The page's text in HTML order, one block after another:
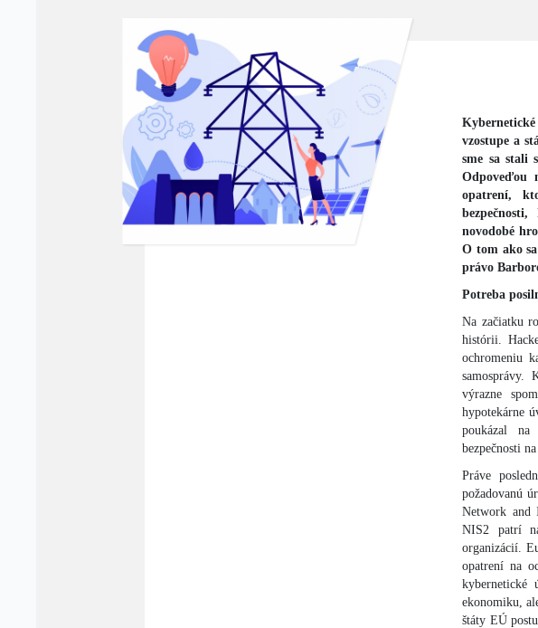
vzostupe a
sme sa stali
Odpoveďou
opatrení,
novodobé
O tom ako
právo
Potreba
Na začiatku
histórii.
ochromeniu
samosprávy.
výrazne
hypotekárne
poukázal na
bezpečnosti
Práve
požadovanú
Network and
NIS2 patrí
organizácií.
opatrení na
kybernetické
ekonomiku,
štáty EÚ